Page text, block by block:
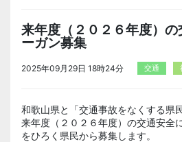
来年度（２０２６年度）
ーガン募集
2025年09月29日 18時24分 交通
和歌山県と「交通事故をなくする県
来年度（２０２６年度）の交通安全
をひろく県民から募集します。